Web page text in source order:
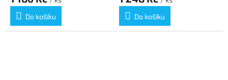
Do košíku
Do košíku